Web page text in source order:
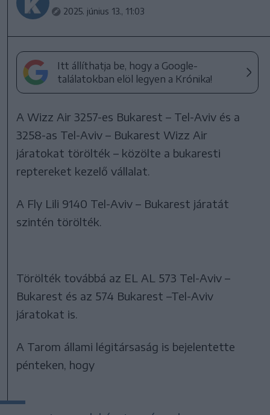
2025. június 13., 11:03
Itt állíthatja be, hogy a Google-
találatokban elöl legyen a Krónika!
A Wizz Air 3257-es Bukarest – Tel-Aviv és a
3258-as Tel-Aviv – Bukarest Wizz Air
járatokat törölték – közölte a bukaresti
reptereket kezelő vállalat.
A Fly Lili 9140 Tel-Aviv – Bukarest járatát
szintén törölték.
Törölték továbbá az EL AL 573 Tel-Aviv –
Bukarest és az 574 Bukarest –Tel-Aviv
járatokat is.
A Tarom állami légitársaság is bejelentette
pénteken, hogy